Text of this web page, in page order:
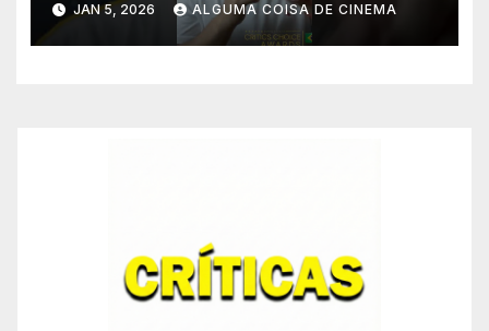
JAN 5, 2026 ALGUMA COISA DE CINEMA